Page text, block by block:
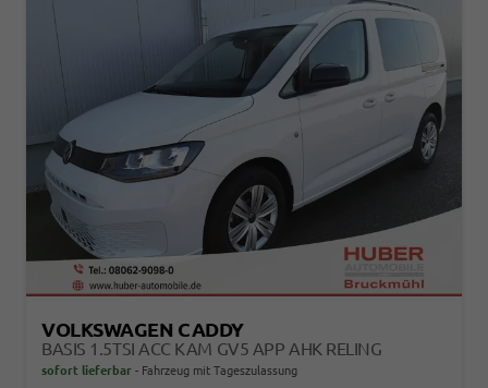
VOLKSWAGEN CADDY
BASIS 1.5TSI ACC KAM GV5 APP AHK RELING
sofort lieferbar Fahrzeug mit Tageszulassung